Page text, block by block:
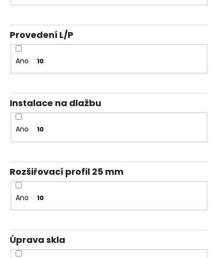
Provedení L/P
Ano 10
Instalace na dlažbu
Ano 10
Rozšiřovací profil 25 mm
Ano 10
Úprava skla